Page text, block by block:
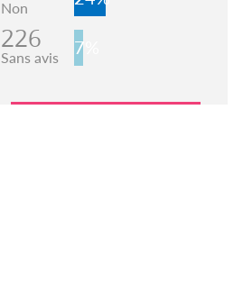
Non
226
Sans avis 7%